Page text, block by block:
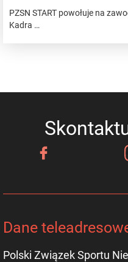
PZSN START powołuje na
Kadra …
Dane
Polski Związek Sportu